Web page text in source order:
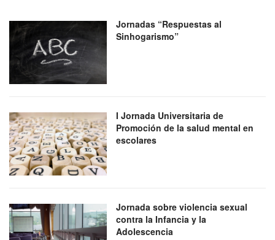
Jornadas “Respuestas al
Sinhogarismo”
I Jornada Universitaria de
Promoción de la salud mental en
escolares
Jornada sobre violencia sexual
contra la Infancia y la
Adolescencia